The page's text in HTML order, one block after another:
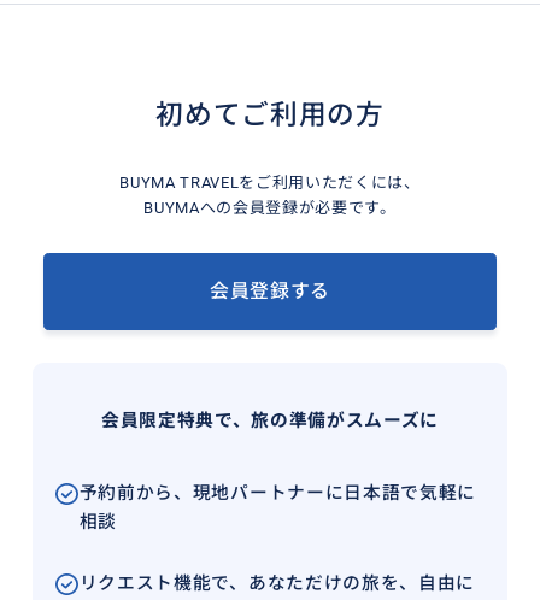
初めてご利用の方
BUYMA TRAVELをご利用いただくには、
BUYMAへの会員登録が必要です。
会員登録する
会員限定特典で、旅の準備がスムーズに
予約前から、現地パートナーに日本語で気軽に
相談
リクエスト機能で、あなただけの旅を、自由に